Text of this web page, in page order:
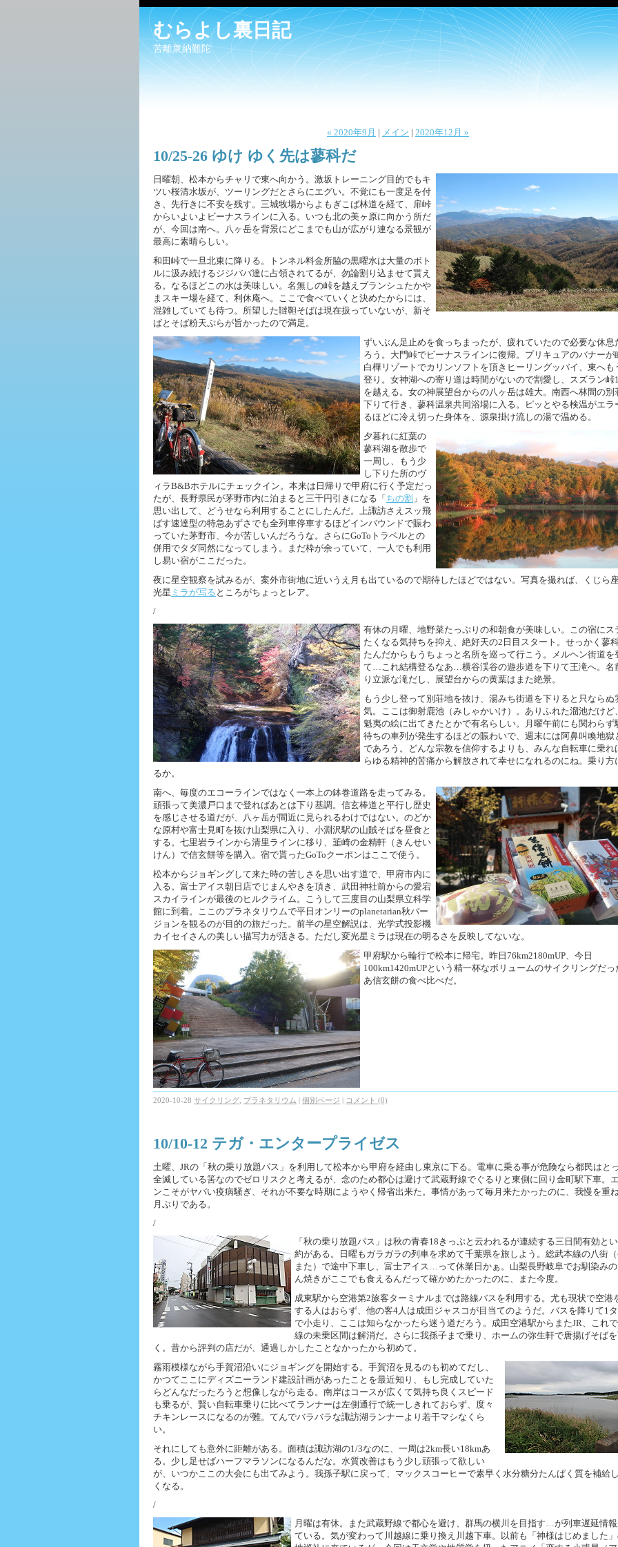
むらよし裏日記
苦離衆納難陀
« 2020年9月 | メイン | 2020年12月 »
10/25-26 ゆけ ゆく先は蓼科だ
日曜朝、松本からチャリで東へ向かう。激坂トレーニング目的でもキ
ツい桜清水坂が、ツーリングだとさらにエグい。不覚にも一度足を付
き、先行きに不安を残す。三城牧場からよもぎこば林道を経て、扉峠
からいよいよビーナスラインに入る。いつも北の美ヶ原に向かう所だ
が、今回は南へ。八ヶ岳を背景にどこまでも山が広がり連なる景観が
最高に素晴らしい。
和田峠で一旦北東に降りる。トンネル料金所脇の黒曜水は大量のボト
ルに汲み続けるジジババ達に占領されてるが、勿論割り込ませて貰え
る。なるほどこの水は美味しい。名無しの峠を越えブランシュたかや
まスキー場を経て、利休庵へ。ここで食べていくと決めたからには、
混雑していても待つ。所望した韃靼そばは現在扱っていないが、新そ
ばとそば粉天ぷらが旨かったので満足。
ずいぶん足止めを食っちまったが、疲れていたので必要な休息
ろう。大門峠でビーナスラインに復帰。プリキュアのバナーが
白樺リゾートでカリンソフトを頂きヒーリングッバイ、東へも
登り。女神湖への寄り道は時間がないので割愛し、スズラン峠
を越える。女の神展望台からの八ヶ岳は雄大。南西へ林間の別
下りて行き、蓼科温泉共同浴場に入る。ピッとやる検温がエラ
るほどに冷え切った身体を、源泉掛け流しの湯で温める。
夕暮れに紅葉の
蓼科湖を散歩で
一周し、もう少
し下りた所のヴ
ィラB&Bホテルにチェックイン。本来は日帰りで甲府に行く予定だっ
たが、長野県民が茅野市内に泊まると三千円引きになる「 ちの割 」を
思い出して、どうせなら利用することにしたんだ。上諏訪さえスッ飛
ばす速達型の特急あずさでも全列車停車するほどインバウンドで賑わ
っていた茅野市、今が苦しいんだろうな。さらにGoToトラベルとの
併用でタダ同然になってしまう。まだ枠が余っていて、一人でも利用
し易い宿がここだった。
夜に星空観察を試みるが、案外市街地に近いうえ月も出ているので期待したほどではない。写真を撮れば、くじら
光星 ミラが写る ところがちょっとレア。
/
有休の月曜、地野菜たっぷりの和朝食が美味しい。この宿にス
たくなる気持ちを抑え、絶好天の2日目スタート。せっかく蓼
たんだからもうちょっと名所を巡って行こう。メルヘン街道を
て…これ結構登るなあ…横谷渓谷の遊歩道を下りて王滝へ。名
り立派な滝だし、展望台からの黄葉はまた絶景。
もう少し登って別荘地を抜け、湯みち街道を下りると只ならぬ
気。ここは御射鹿池（みしゃかいけ）。ありふれた溜池だけど
魁夷の絵に出てきたとかで有名らしい。月曜午前にも関わらず
待ちの車列が発生するほどの賑わいで、週末には阿鼻叫喚地獄
であろう。どんな宗教を信仰するよりも、みんな自転車に乗れ
らゆる精神的苦痛から解放されて幸せになれるのにね。乗り方
るか。
南へ、毎度のエコーラインではなく一本上の鉢巻道路を走ってみる。
頑張って美濃戸口まで登ればあとは下り基調。信玄棒道と平行し歴史
を感じさせる道だが、八ヶ岳が間近に見られるわけではない。のどか
な原村や富士見町を抜け山梨県に入り、小淵沢駅の山賊そばを昼食と
する。七里岩ラインから清里ラインに移り、韮崎の金精軒（きんせい
けん）で信玄餅等を購入。宿で貰ったGoToクーポンはここで使う。
松本からジョギングして来た時の苦しさを思い出す道で、甲府市内に
入る。富士アイス朝日店でじまんやきを頂き、武田神社前からの愛宕
スカイラインが最後のヒルクライム。こうして三度目の山梨県立科学
館に到着。ここのプラネタリウムで平日オンリーのplanetarian秋バー
ジョンを観るのが目的の旅だった。前半の星空解説は、光学式投影機
カイセイさんの美しい描写力が活きる。ただし変光星ミラは現在の明るさを反映してないな。
甲府駅から輪行で松本に帰宅。昨日76km2180mUP、今日
100km1420mUPという精一杯なボリュームのサイクリングだっ
あ信玄餅の食べ比べだ。
2020-10-28 サイクリング プラネタリウム | 個別ページ | コメント (0)
10/10-12 テガ・エンタープライゼス
土曜、JRの「秋の乗り放題パス」を利用して松本から甲府を経由し東京に下る。電車に乗る事が危険なら都民はと
全滅している筈なのでゼロリスクと考えるが、念のため都心は避けて武蔵野線でぐるりと東側に回り金町駅下車。
ンこそがヤバい疫病騒ぎ、それが不要な時期にようやく帰省出来た。事情があって毎月来たかったのに、我慢を重
月ぶりである。
/
「秋の乗り放題パス」は秋の青春18きっぷと云われるが連続する三日間有効と
約がある。日曜もガラガラの列車を求めて千葉県を旅しよう。総武本線の八街
また）で途中下車し、富士アイス…って休業日かぁ。山梨長野岐阜でお馴染み
ん焼きがここでも食えるんだって確かめたかったのに、また今度。
成東駅から空港第2旅客ターミナルまでは路線バスを利用する。尤も現状で空港
する人はおらず、他の客4人は成田ジャスコが目当てのようだ。バスを降りて1
で小走り、ここは知らなかったら迷う道だろう。成田空港駅からまたJR、これ
線の未乗区間は解消だ。さらに我孫子まで乗り、ホームの弥生軒で唐揚げそば
く。昔から評判の店だが、通過しかしたことなかったから初めて。
霧雨模様ながら手賀沼沿いにジョギングを開始する。手賀沼を見るのも初めてだし、
かつてここにディズニーランド建設計画があったことを最近知り、もし完成していた
らどんなだったろうと想像しながら走る。南岸はコースが広くて気持ち良くスピード
も乗るが、賢い自転車乗りに比べてランナーは左側通行で統一しきれておらず、度々
チキンレースになるのが難。てんでバラバラな諏訪湖ランナーより若干マシなくら
い。
それにしても意外に距離がある。面積は諏訪湖の1/3なのに、一周は2km長い18kmあ
る。少し足せばハーフマラソンになるんだな。水質改善はもう少し頑張って欲しい
が、いつかここの大会にも出てみよう。我孫子駅に戻って、マックスコーヒーで素早く水分糖分たんぱく質を補給
くなる。
/
月曜は有休。また武蔵野線で都心を避け、群馬の横川を目指す…が列車遅延情
ている。気が変わって川越線に乗り換え川越下車。以前も「神様はじめました